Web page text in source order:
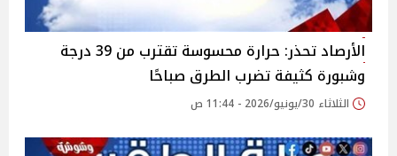
الأرصاد تحذر: حرارة محسوسة تقترب من 39 درجة
وشبورة كثيفة تضرب الطرق صباحًا
الثلاثاء 30/يونيو/2026 - 11:44 ص